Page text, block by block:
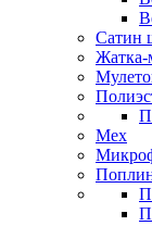
Сатин
Жатка-
Мех